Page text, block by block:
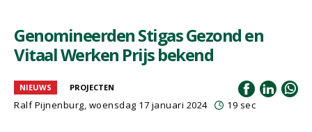
Genomineerden Stigas Gezond en
Vitaal Werken Prijs bekend
NIEUWS PROJECTEN
Ralf Pijnenburg, woensdag 17 januari 2024 19 sec